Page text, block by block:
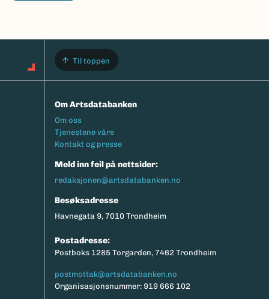
Til toppen
Om Artsdatabanken
Footermeny
Om oss
Tjenestene våre
Kontakt og presse
Meld inn feil på nettsider:
redaksjonen@artsdatabanken.no
Besøksadresse
Havnegata 9, 7010 Trondheim
Postadresse:
Postboks 1285 Torgarden, 7462 Trondheim
postmottak@artsdatabanken.no
Organisasjonsnummer: 919 666 102